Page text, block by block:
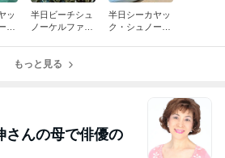
ッ
プ
半日ビーチシュ
ノーケルファミ
半日シーカヤッ
ク・シュノーケ
もっと見る
さんの母で俳優の